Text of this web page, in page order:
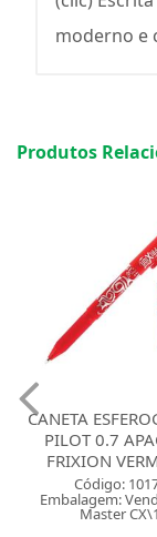
moderno e
Produtos
CANETA
PILOT 0.7
FRIXION
Código:
Embalagem:
Master